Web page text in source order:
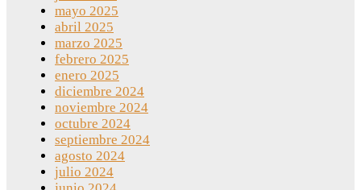
mayo 2025
abril 2025
marzo 2025
febrero 2025
enero 2025
diciembre 2024
noviembre 2024
octubre 2024
septiembre 2024
agosto 2024
julio 2024